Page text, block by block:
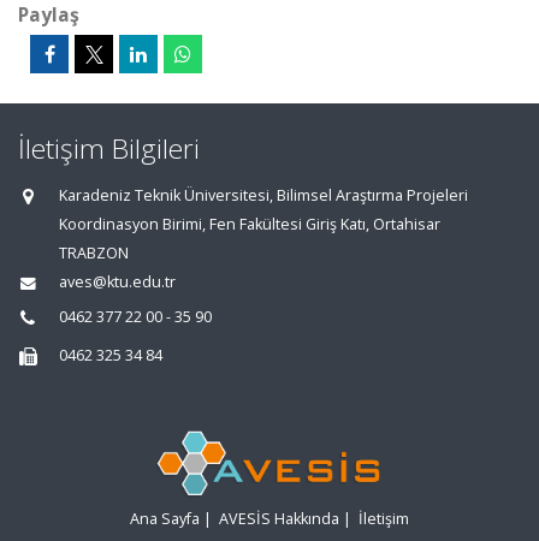
Paylaş
İletişim Bilgileri
Karadeniz Teknik Üniversitesi, Bilimsel Araştırma Projeleri
Koordinasyon Birimi, Fen Fakültesi Giriş Katı, Ortahisar
TRABZON
aves@ktu.edu.tr
0462 377 22 00 - 35 90
0462 325 34 84
Ana Sayfa | AVESİS Hakkında | İletişim